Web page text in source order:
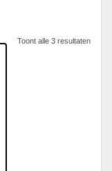
Toont alle 3 resultaten